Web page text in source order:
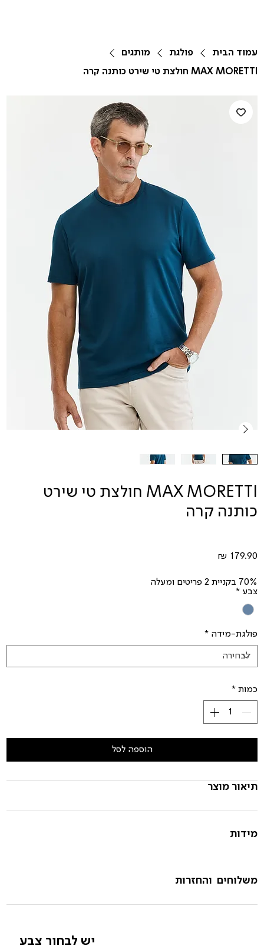
עמוד הבית פולגת
מותגים
MAX MORETTI חולצת טי שירט כותנה קרה
MAX MORETTI חולצת טי שירט
כותנה קרה
70% בקניית 2 פריטים ומעלה
צבע *
פולגת-מידה *
כמות *
הוספה לסל
תיאור מוצר
מידות
משלוחים והחזרות
יש לבחור צבע